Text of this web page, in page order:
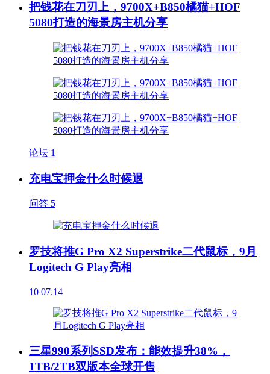
把钱花在刀刃上，9700X+B850橘猫+HOF
5080打造的海景房主机分享
论坛 1
充电宝押金什么时候退
问答 5
罗技将推G Pro X2 Superstrike二代鼠标，9月
Logitech G Play亮相
10 07.14
三星990系列SSD发布：能效提升38%，
1TB/2TB双版本全球开售